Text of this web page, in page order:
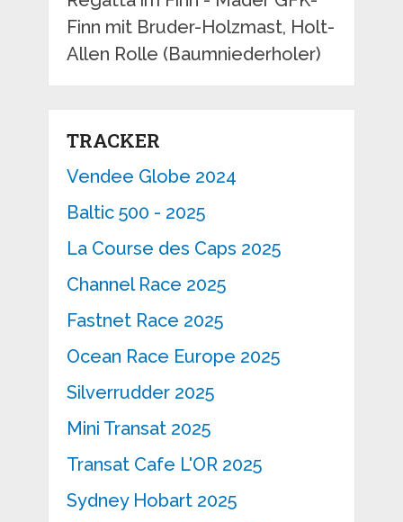
Finn mit Bruder-Holzmast, Holt-
Allen Rolle (Baumniederholer)
TRACKER
Vendee Globe 2024
Baltic 500 - 2025
La Course des Caps 2025
Channel Race 2025
Fastnet Race 2025
Ocean Race Europe 2025
Silverrudder 2025
Mini Transat 2025
Transat Cafe L'OR 2025
Sydney Hobart 2025